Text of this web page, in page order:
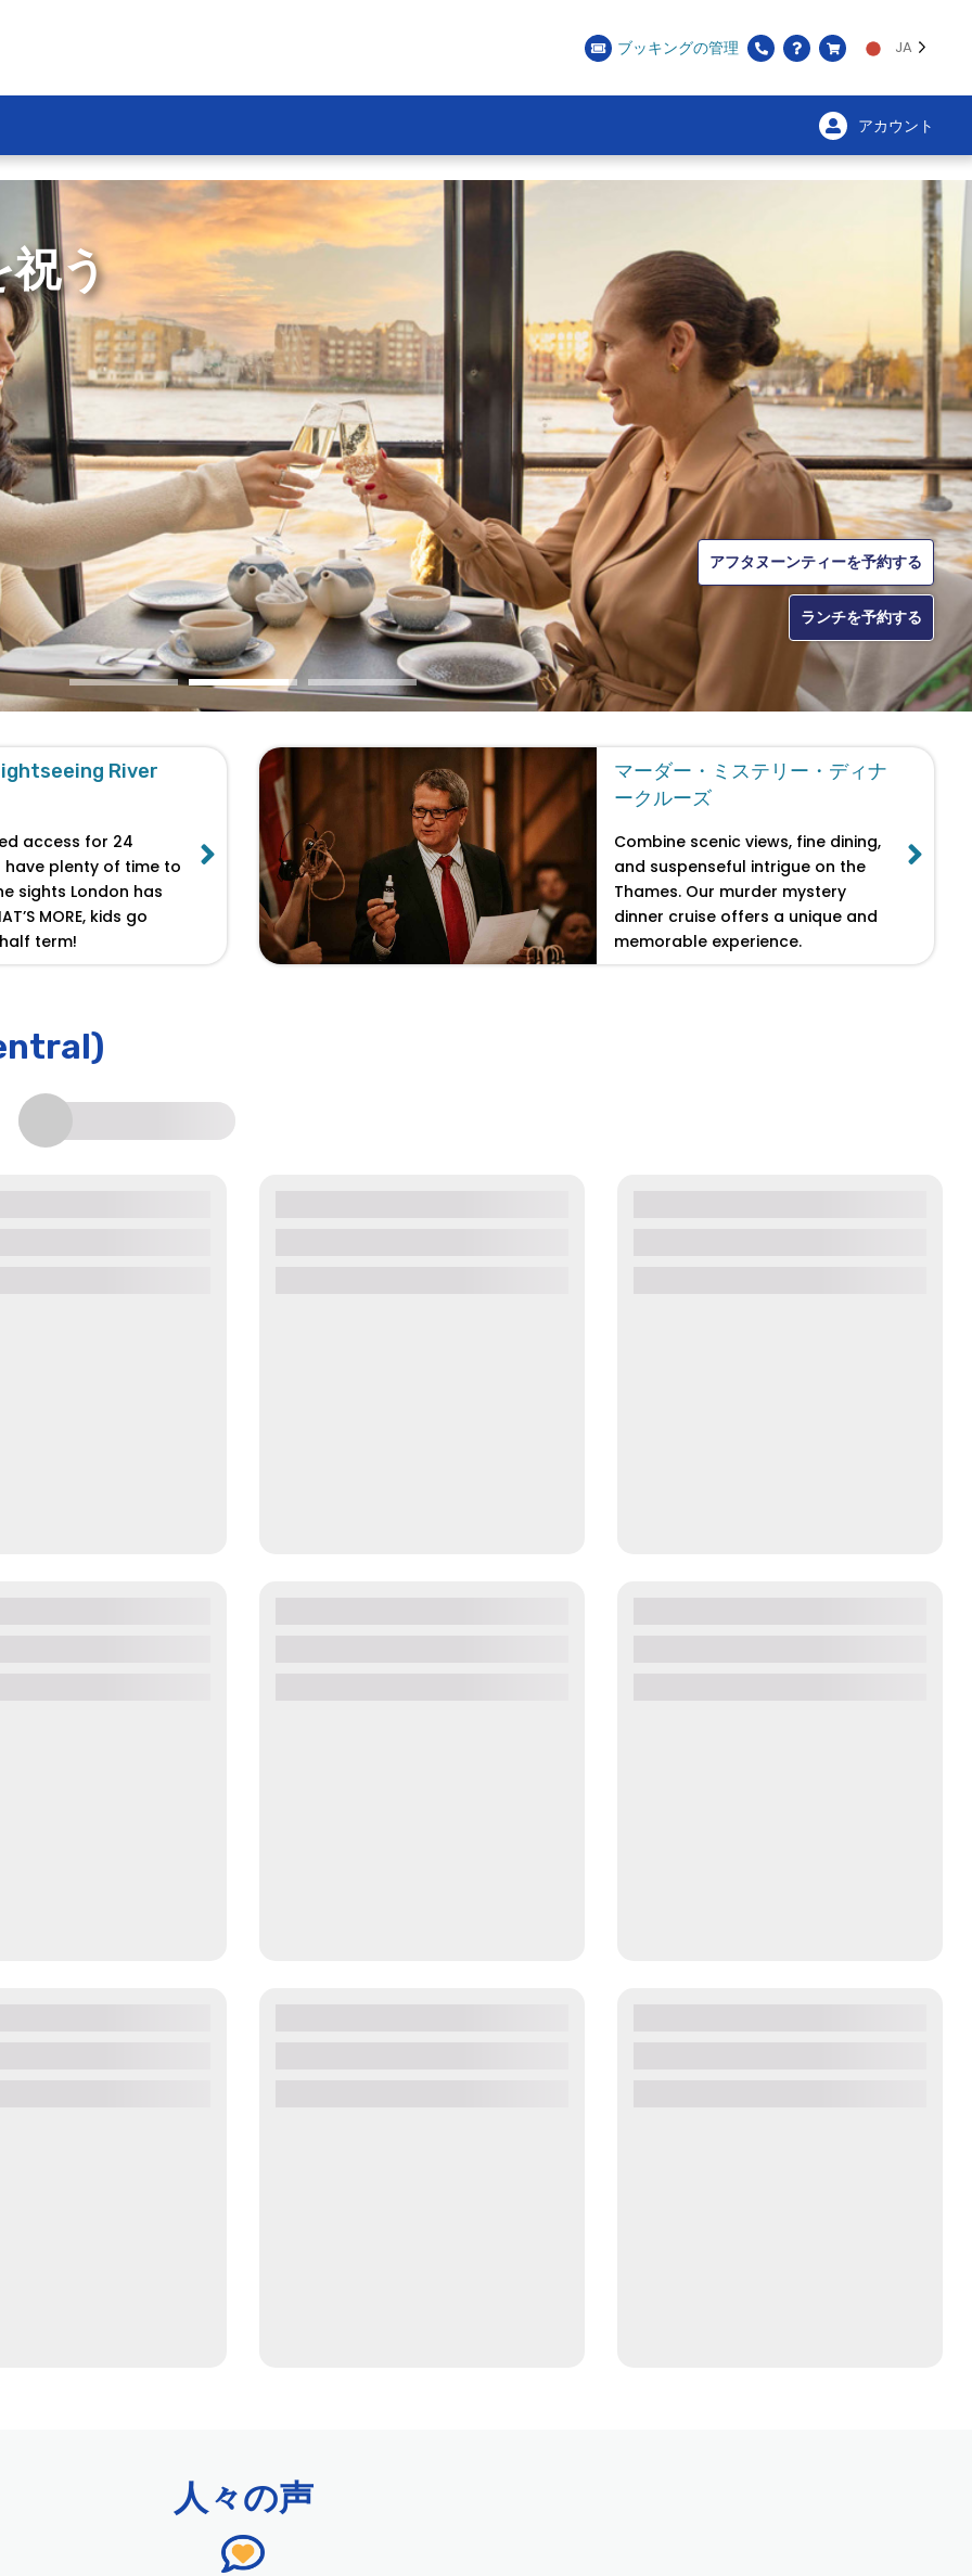
ブッキングの管理 JA
アカウント
今すぐ予約
祝う
アフタヌーンティーを予約する
ランチを予約する
しよう
体験談を見る
River
access for 24
have plenty of time to
sights London has
MORE, kids go
term!
マーダー・ミステリー・ディナ
ークルーズ
Combine scenic views, fine dining,
and suspenseful intrigue on the
Thames. Our murder mystery
dinner cruise offers a unique and
memorable experience.
City Experiences™ (シティ・エクスペリエンス™)
人々の声